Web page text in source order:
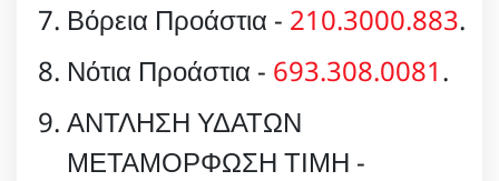
Βόρεια Προάστια - 210.3000.883.
Νότια Προάστια - 693.308.0081.
ΑΝΤΛΗΣΗ ΥΔΑΤΩΝ
ΜΕΤΑΜΟΡΦΩΣΗ ΤΙΜΗ -